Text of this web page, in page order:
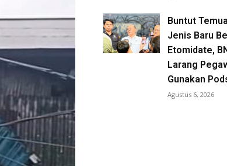
Buntut
Jenis Baru
Etomidate,
Larang
Gunakan
Agustus 6, 2026